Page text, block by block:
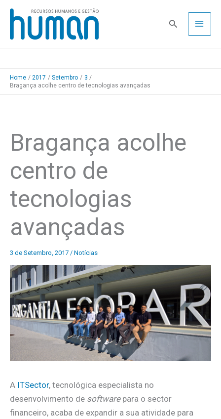
Skip
content
Pesquisa
Home 2017 Setembro
3
Bragança acolhe centro de tecnologias avançadas
Bragança acolhe
centro de
tecnologias
avançadas
3 de Setembro, 2017 / Notícias
A ITSector, tecnológica especialista no
desenvolvimento de software para o sector
financeiro, acaba de expandir a sua atividade para